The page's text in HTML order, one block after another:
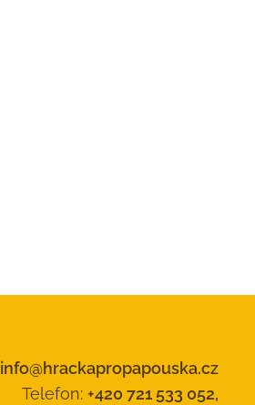
info@hrackapropapouska.cz
Telefon: +420 721 533 052,